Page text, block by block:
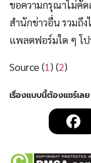
ขอความกรุณาไม่คั
สำนักข่าวอื่น รวมถึ
แพลตฟอร์มใด ๆ โ
Source (1) (2)